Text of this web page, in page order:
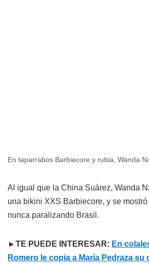
En taparrabos Barbiecore y rubia, Wanda
Al igual que la China Suárez, Wanda
una bikini XXS Barbiecore, y se
nunca paralizando Brasil.
►TE PUEDE INTERESAR: En
Romero le copia a María Pedraza su